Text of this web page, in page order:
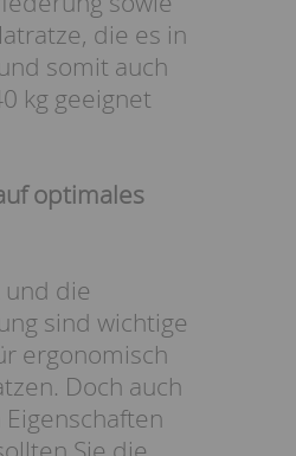
die es in
somit auch
kg geeignet
optimales
die
sind wichtige
ergonomisch
Doch auch